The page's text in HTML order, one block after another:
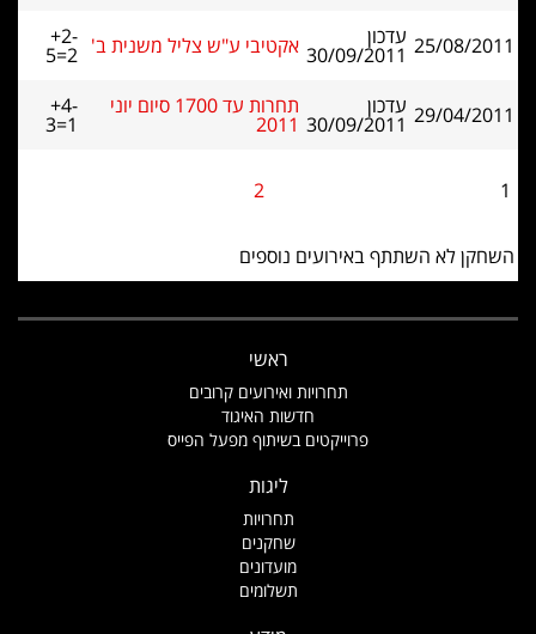
25/08/2011 עדכון
30/09/2011 אקטיבי ע"ש צליל משנית ב' +2-
5=2
29/04/2011 עדכון
30/09/2011
תחרות עד 1700 סיום יוני
2011
+4-
3=1
1
2
השחקן לא השתתף באירועים נוספים
ראשי
תחרויות ואירועים קרובים
חדשות האיגוד
פרוייקטים בשיתוף מפעל הפייס
ליגות
תחרויות
שחקנים
מועדונים
תשלומים